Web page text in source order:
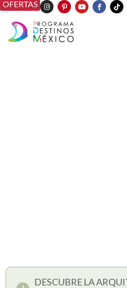
OFERTAS
DESCUBRE LA